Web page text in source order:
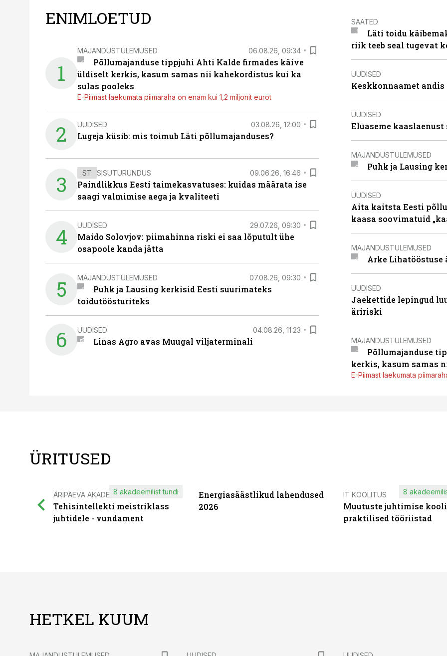
ENIMLOETUD
1
MAJANDUSTULEMUSED 06.08.26, 09:34
Põllumajanduse tippjuhi Ahti Kalde firmades käive
üldiselt kerkis, kasum samas nii kahekordistus kui ka
sulas pooleks
E-Piimast laekumata piimaraha on enam kui 1,2 miljonit eurot
2 UUDISED 03.08.26, 12:00
Lugeja küsib: mis toimub Läti põllumajanduses?
3 ST SISUTURUNDUS 09.06.26, 16:46
Paindlikkus Eesti taimekasvatuses: kuidas määrata ise
saagi valmimise aega ja kvaliteeti
4 UUDISED 29.07.26, 09:30
Maido Solovjov: piimahinna riski ei saa lõputult ühe
osapoole kanda jätta
5 MAJANDUSTULEMUSED 07.08.26, 09:30
Puhk ja Lausing kerkisid Eesti suurimateks
toidutöösturiteks
6 UUDISED 04.08.26, 11:23
Linas Agro avas Muugal viljaterminali
SAATED
Läti toidu
riik teeb seal tugevat
UUDISED
Keskkonnaamet
UUDISED
Eluaseme kaaslaenust
MAJANDUSTULEMUSED
Puhk ja Lausing
UUDISED
Aita kaitsta Eesti
kaasa soovimatuid
MAJANDUSTULEMUSED
Arke Lihatööstuse
UUDISED
Jaekettide lepingud
äririski
MAJANDUSTULEMUSED
Põllumajanduse
kerkis, kasum samas
E-Piimast laekumata
ÜRITUSED
ÄRIPÄEVA AKADEEMIA
Tehisintellekti meistriklass
juhtidele - vundament
8 akadeemilist tundi
Energiasäästlikud lahendused
2026
IT KOOLITUS
Muutuste juhtimise
praktilised tööriistad
8
HETKEL KUUM